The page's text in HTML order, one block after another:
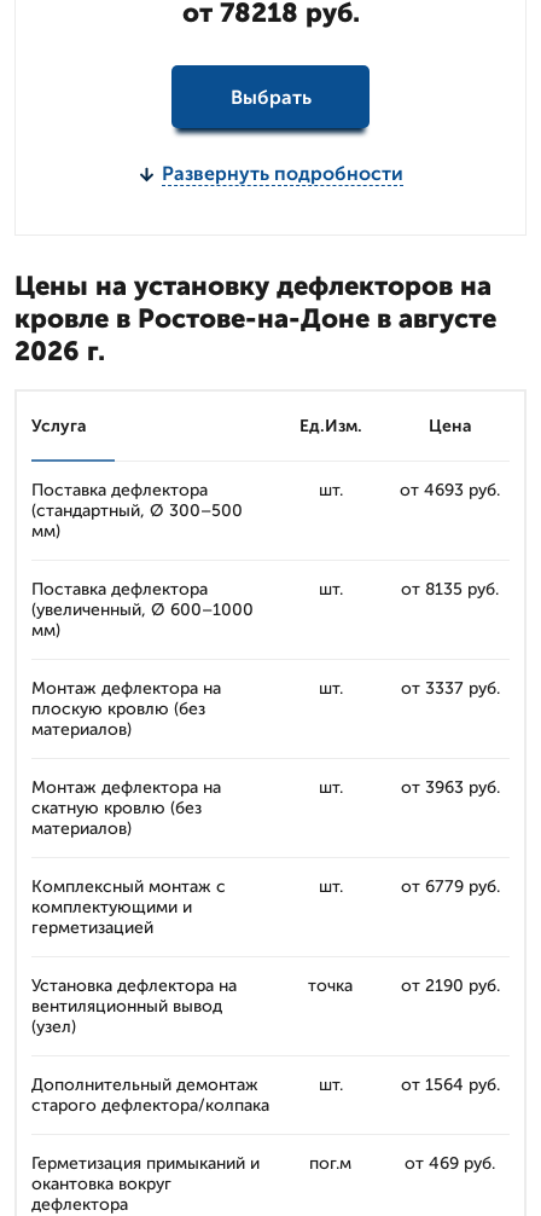
от 78218 руб.
Выбрать
Развернуть подробности
Цены на установку дефлекторов на
кровле в Ростове-на-Доне в августе
2026 г.
Услуга Ед.Изм. Цена
Поставка дефлектора
(стандартный, Ø 300–500
мм)
шт. от 4693 руб.
Поставка дефлектора
(увеличенный, Ø 600–1000
мм)
шт. от 8135 руб.
Монтаж дефлектора на
плоскую кровлю (без
материалов)
шт. от 3337 руб.
Монтаж дефлектора на
скатную кровлю (без
материалов)
шт. от 3963 руб.
Комплексный монтаж с
комплектующими и
герметизацией
шт. от 6779 руб.
Установка дефлектора на
вентиляционный вывод
(узел)
точка от 2190 руб.
Дополнительный демонтаж
старого дефлектора/колпака
шт. от 1564 руб.
Герметизация примыканий и
окантовка вокруг
дефлектора
пог.м от 469 руб.